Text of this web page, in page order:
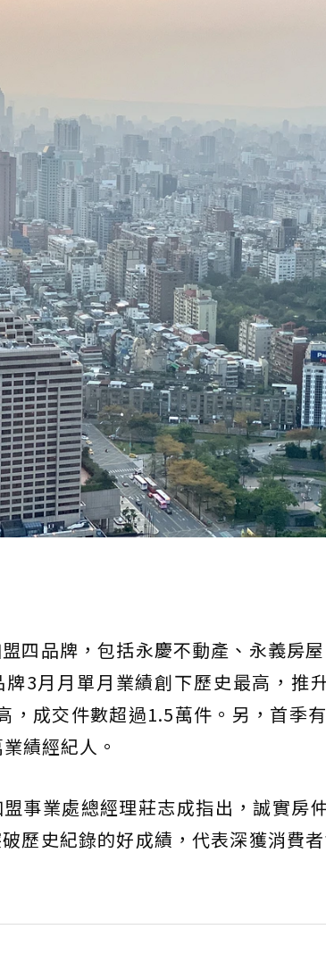
四品牌，包括永慶不動產、永義房
3月月單月業績創下歷史最高，推
，成交件數超過1.5萬件。另，首季
績經紀人。
事業處總經理莊志成指出，誠實房
歷史紀錄的好成績，代表深獲消費